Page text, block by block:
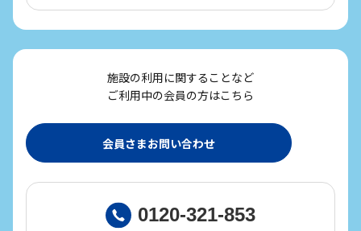
施設の利用に関することなど
ご利用中の会員の方はこちら
会員さまお問い合わせ
0120-321-853